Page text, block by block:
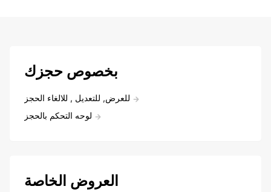
بخصوص حجزك
للعرض, للتعديل , للالغاء الحجز
لوحه التحكم بالحجز
العروض الخاصة